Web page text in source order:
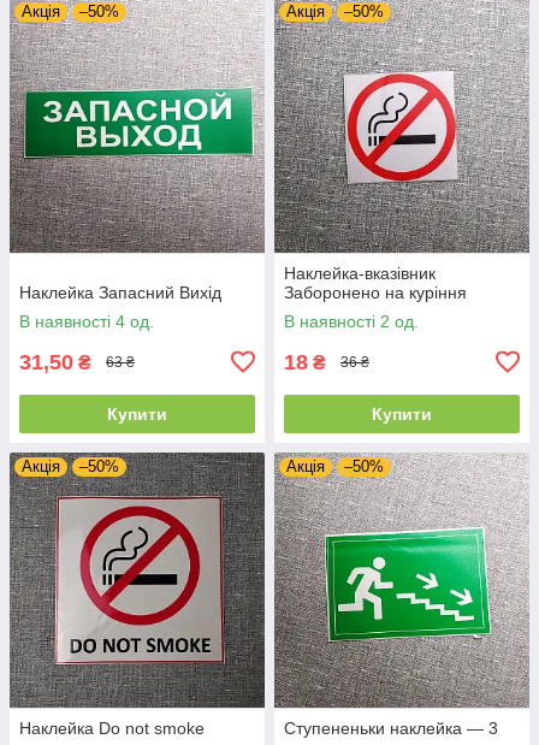
Акція –50%
Наклейка Запасний Вихід
В наявності 4 од.
31,50 ₴ 63 ₴
Купити
Акція –50%
Наклейка-вказівник
Заборонено на куріння
В наявності 2 од.
18 ₴ 36 ₴
Купити
Акція –50%
Наклейка Do not smoke
Акція –50%
Ступененьки наклейка — 3